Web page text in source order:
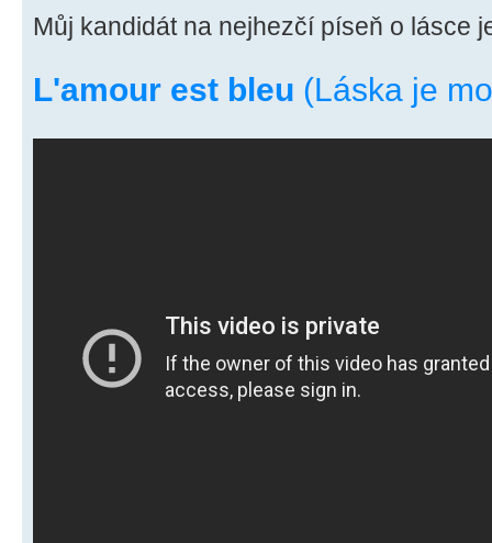
Můj kandidát na nejhezčí píseň o lásce
L'amour est bleu (Láska je